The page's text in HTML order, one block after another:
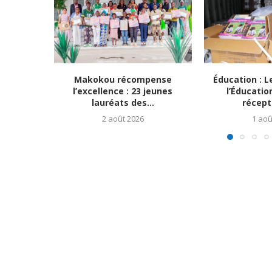
Makokou récompense
l’excellence : 23 jeunes
lauréats des...
2 août 2026
Éducation :
1